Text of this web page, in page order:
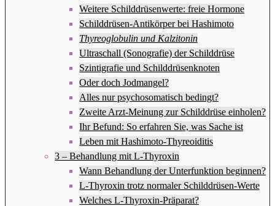
Weitere Schilddrüsenwerte: freie Hormone
Schilddrüsen-Antikörper bei Hashimoto
Thyreoglobulin und Kalzitonin
Ultraschall (Sonografie) der Schilddrüse
Szintigrafie und Schilddrüsenknoten
Oder doch Jodmangel?
Alles nur psychosomatisch bedingt?
Zweite Arzt-Meinung zur Schilddrüse einholen?
Ihr Befund: So erfahren Sie, was Sache ist
Leben mit Hashimoto-Thyreoiditis
3 – Behandlung mit L-Thyroxin
Wann Behandlung der Unterfunktion beginnen?
L-Thyroxin trotz normaler Schilddrüsen-Werte
Welches L-Thyroxin-Präparat?